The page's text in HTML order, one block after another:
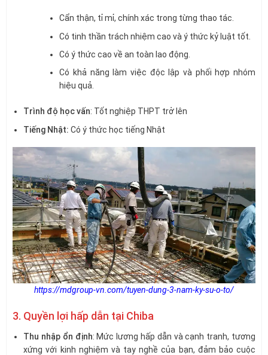
Cẩn thận, tỉ mỉ, chính xác trong từng thao tác.
Có tinh thần trách nhiệm cao và ý thức kỷ luật tốt.
Có ý thức cao về an toàn lao động.
Có khả năng làm việc độc lập và phối hợp nhóm
hiệu quả.
Trình độ học vấn: Tốt nghiệp THPT trở lên
Tiếng Nhật: Có ý thức học tiếng Nhật
https://mdgroup-vn.com/tuyen-dung-3-nam-ky-su-o-to/
3. Quyền lợi hấp dẫn tại Chiba
Thu nhập ổn định: Mức lương hấp dẫn và cạnh tranh, tương
xứng với kinh nghiệm và tay nghề của bạn, đảm bảo cuộc